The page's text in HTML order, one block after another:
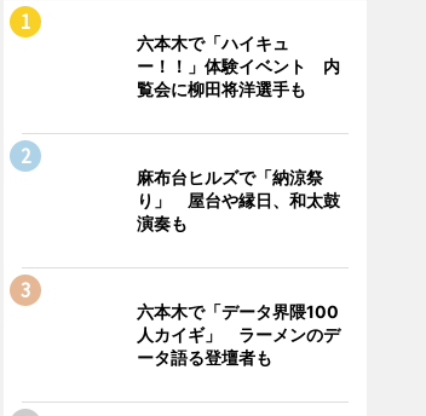
六本木で「ハイキュ
ー！！」体験イベント 内
覧会に柳田将洋選手も
麻布台ヒルズで「納涼祭
り」 屋台や縁日、和太鼓
演奏も
六本木で「データ界隈100
人カイギ」 ラーメンのデ
ータ語る登壇者も